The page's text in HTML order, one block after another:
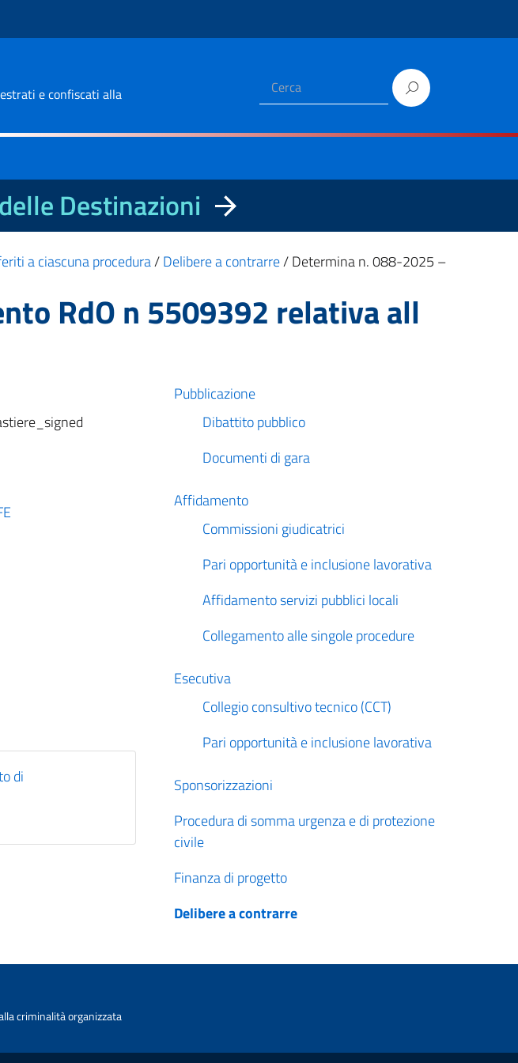
e confiscati alla
Destinazioni
a ciascuna procedura/Delibere a contrarre/Determina n. 088-2025 –
RdO n 5509392 relativa all
di
Pubblicazione
Dibattito pubblico
Documenti di gara
Affidamento
Commissioni giudicatrici
Pari opportunità e inclusione lavorativa
Affidamento servizi pubblici locali
Collegamento alle singole procedure
Esecutiva
Collegio consultivo tecnico (CCT)
Pari opportunità e inclusione lavorativa
Sponsorizzazioni
Procedura di somma urgenza e di protezione
civile
Finanza di progetto
Delibere a contrarre
criminalità organizzata